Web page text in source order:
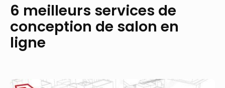
6 meilleurs services de
conception de salon en
ligne